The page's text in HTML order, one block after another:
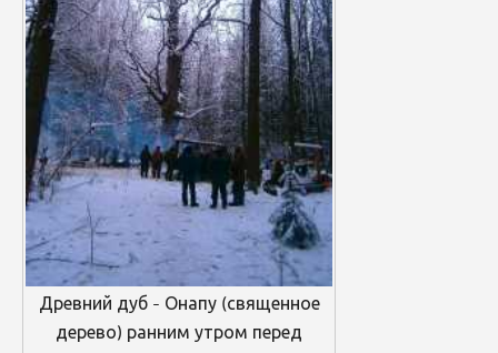
Древний дуб - Онапу (священное
дерево) ранним утром перед